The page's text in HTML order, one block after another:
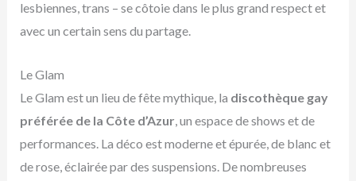
lesbiennes, trans – se côtoie dans le plus grand respect et
avec un certain sens du partage.
Le Glam
Le Glam est un lieu de fête mythique, la discothèque gay
préférée de la Côte d’Azur, un espace de shows et de
performances. La déco est moderne et épurée, de blanc et
de rose, éclairée par des suspensions. De nombreuses